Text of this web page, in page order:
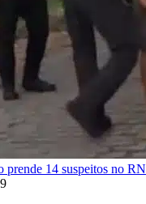
prende 14 suspeitos no RN